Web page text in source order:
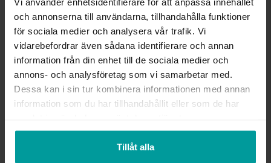
och annonserna till användarna, tillhandahålla funktioner
för sociala medier och analysera vår trafik. Vi
vidarebefordrar även sådana identifierare och annan
information från din enhet till de sociala medier och
annons- och analysföretag som vi samarbetar med.
Dessa kan i sin tur kombinera informationen med annan
information som du har tillhandahållit eller som de har
Tillåt alla
ALBREKTS GULD
ALBREKTS GULD